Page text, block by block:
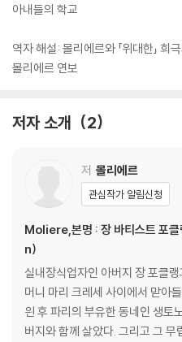
아내들의 학교
역자 해설: 몰리에르와 「위대한」 희
몰리에르 연보
저자 소개 2
저 몰리에르
관심작가 알림신청
Moliere,본명 : 장 바티스트
n)
실내장식업자인 아버지 장 포클
머니 마리 크레세 사이에서 맏아
읜 후 파리의 부유한 동네인 생토
버지와 함께 살았다. 그리고 그